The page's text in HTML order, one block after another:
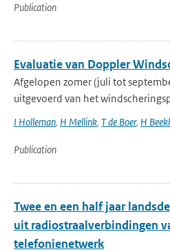
Publication
Evaluatie van Doppler
Afgelopen zomer (juli tot
uitgevoerd van het
I Holleman, H Mellink, T de Boer, H
Publication
Twee en een half jaar
uit radiostraalverbindingen
telefonienetwerk